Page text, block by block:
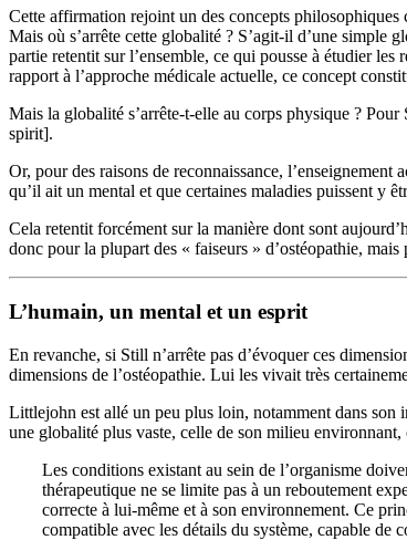
Cette affirmation rejoint un des concepts philosophiques
Mais où s’arrête cette globalité ? S’agit-il d’une simple
partie retentit sur l’ensemble, ce qui pousse à étudier
rapport à l’approche médicale actuelle, ce concept
Mais la globalité s’arrête-t-elle au corps physique ?
spirit].
Or, pour des raisons de reconnaissance,
qu’il ait un mental et que certaines maladies puissent y
Cela retentit forcément sur la manière dont sont
donc pour la plupart des « faiseurs » d’ostéopathie,
L’humain, un mental et un esprit
En revanche, si Still n’arrête pas d’évoquer ces
dimensions de l’ostéopathie. Lui les vivait très
Littlejohn est allé un peu plus loin, notamment dans son
une globalité plus vaste, celle de son milieu
Les conditions existant au sein de l’organisme
thérapeutique ne se limite pas à un reboutement
correcte à lui-même et à son environnement. Ce
compatible avec les détails du système, capable de